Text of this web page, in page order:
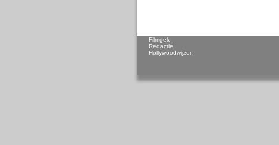
Filmgek
Redactie
Hollywoodwijzer